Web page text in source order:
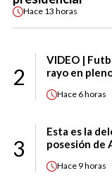
Hace 13 horas
2
VIDEO |
rayo en
Hace 6 horas
3
Esta es la
posesión de
Hace 9 horas